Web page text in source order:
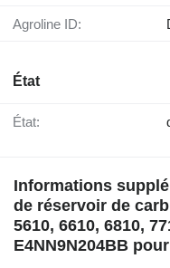
Agroline ID:
État
État:
Informations
de réservoir de
5610, 6610, 6810,
E4NN9N204BB